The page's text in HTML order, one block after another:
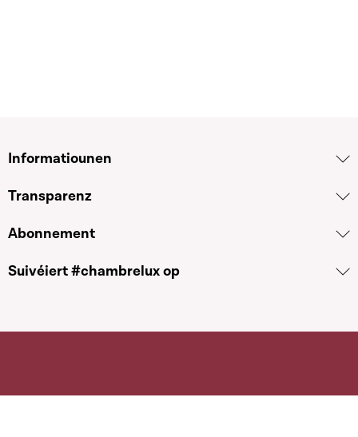
Informatiounen
Transparenz
Abonnement
Suivéiert #chambrelux op